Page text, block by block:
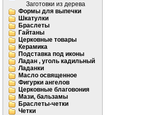
Заготовки из дерева
Формы для выпечки
Шкатулки
Браслеты
Гайтаны
Церковные товары
Керамика
Подставка под иконы
Ладан , уголь кадильный
Ладанки
Масло освященное
Фигурки ангелов
Церковные благовония
Мази, бальзамы
Браслеты-четки
Четки